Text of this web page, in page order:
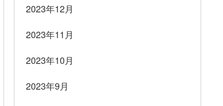
2023年12月
2023年11月
2023年10月
2023年9月